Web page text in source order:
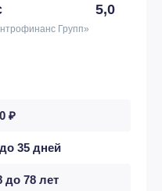
5,0
Групп»
₽
35 дней
до 78 лет